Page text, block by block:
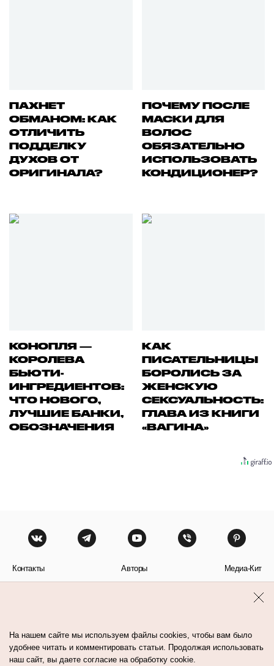
ПАХНЕТ
ОБМАНОМ: КАК
ОТЛИЧИТЬ
ПОДДЕЛКУ
ДУХОВ ОТ
ОРИГИНАЛА?
ПОЧЕМУ ПОСЛЕ
МАСКИ ДЛЯ
ВОЛОС
ОБЯЗАТЕЛЬНО
ИСПОЛЬЗОВАТЬ
КОНДИЦИОНЕР?
КОНОПЛЯ —
КОРОЛЕВА
БЬЮТИ-
ИНГРЕДИЕНТОВ:
ЧТО НОВОГО,
ЛУЧШИЕ БАНКИ,
ОБОЗНАЧЕНИЯ
КАК
ПИСАТЕЛЬНИЦЫ
БОРОЛИСЬ ЗА
ЖЕНСКУЮ
СЕКСУАЛЬНОСТЬ:
ГЛАВА ИЗ КНИГИ
«ВАГИНА»
Контакты Авторы Медиа-Кит
На нашем сайте мы используем файлы cookies, чтобы вам было
удобнее читать и комментировать статьи. Продолжая использовать
наш сайт, вы даете согласие на обработку cookie.